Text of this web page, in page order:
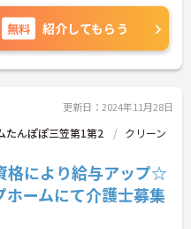
無料 紹介してもらう
更新日：2024年11月28日
たんぽぽ三笠第1第2
クリーン
格により給与アップ☆
ームにて介護士募集